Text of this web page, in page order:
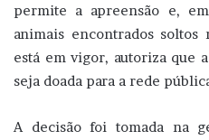
permite a apreensão e,
animais encontrados
está em vigor, autoriza que
seja doada para a rede
A decisão foi tomada na